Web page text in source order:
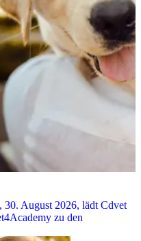
30. August 2026, lädt Cdvet
zu den